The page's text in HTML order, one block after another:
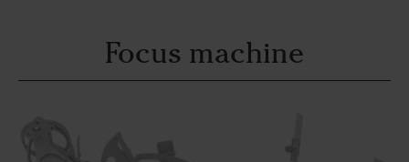
Focus machine